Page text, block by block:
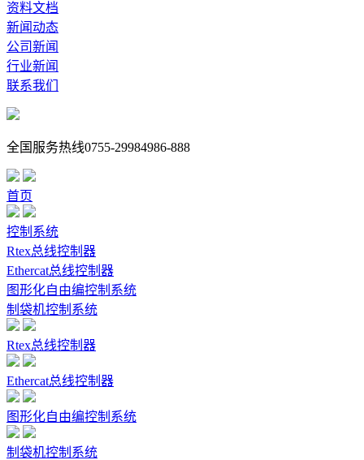
资料文档
新闻动态
公司新闻
行业新闻
联系我们
全国服务热线0755-29984986-888
首页
控制系统
Rtex总线控制器
Ethercat总线控制器
图形化自由编控制系统
制袋机控制系统
Rtex总线控制器
Ethercat总线控制器
图形化自由编控制系统
制袋机控制系统